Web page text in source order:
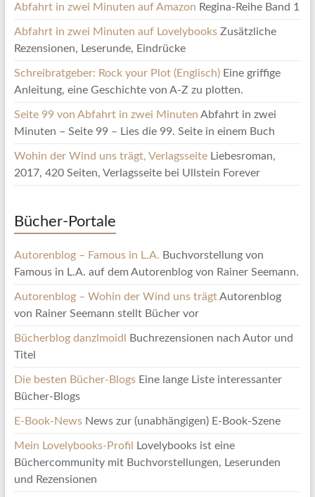
Abfahrt in zwei Minuten auf Amazon Regina-Reihe Band 1
Abfahrt in zwei Minuten auf LovelybooksZusätzliche
Rezensionen, Leserunde, Eindrücke
Schreibratgeber: Rock your Plot (Englisch)Eine griffige
Anleitung, eine Geschichte von A-Z zu plotten.
Seite 99 von Abfahrt in zwei Minuten Abfahrt in zwei
Minuten – Seite 99 – Lies die 99. Seite in einem Buch
Wohin der Wind uns trägt, VerlagsseiteLiebesroman,
2017, 420 Seiten, Verlagsseite bei Ullstein Forever
Bücher-Portale
Autorenblog – Famous in L.A. Buchvorstellung von
Famous in L.A. auf dem Autorenblog von Rainer Seemann.
Autorenblog – Wohin der Wind uns trägtAutorenblog
von Rainer Seemann stellt Bücher vor
Bücherblog danzlmoidl
Buchrezensionen nach Autor und
Titel
Die besten Bücher-BlogsEine lange Liste interessanter
Bücher-Blogs
E-Book-NewsNews zur (unabhängigen) E-Book-Szene
Mein Lovelybooks-Profil
Lovelybooks ist eine
Büchercommunity mit Buchvorstellungen, Leserunden
und Rezensionen